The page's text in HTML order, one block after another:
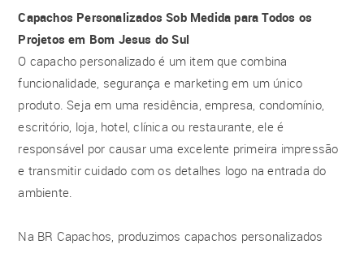
Capachos Personalizados Sob Medida para Todos os
Projetos em Bom Jesus do Sul
O capacho personalizado é um item que combina
funcionalidade, segurança e marketing em um único
produto. Seja em uma residência, empresa, condomínio,
escritório, loja, hotel, clínica ou restaurante, ele é
responsável por causar uma excelente primeira impressão
e transmitir cuidado com os detalhes logo na entrada do
ambiente.
Na BR Capachos, produzimos capachos personalizados